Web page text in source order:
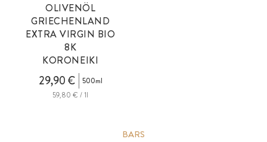
OLIVENÖL
GRIECHENLAND
EXTRA VIRGIN BIO
8K
KORONEIKI
29,90 €
500ml
59,80 € / 1l
BARS